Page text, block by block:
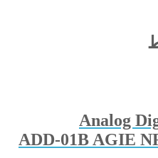
Analog
ADD-01B AGIE